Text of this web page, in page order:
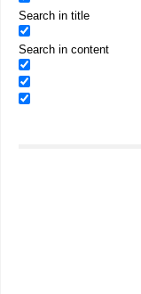
Search in title
Search in content